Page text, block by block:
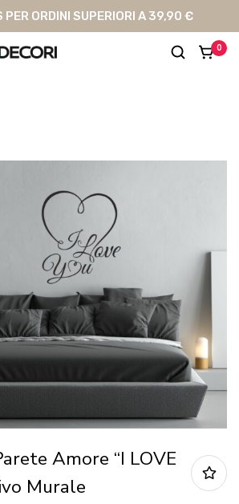
PER ORDINI SUPERIORI A 39,90 €
0
Amore “I LOVE
Murale